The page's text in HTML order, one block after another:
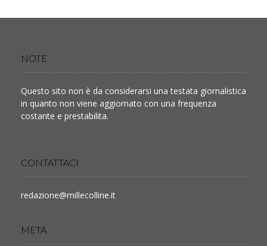
NOTE
Questo sito non è da considerarsi una testata giornalistica
in quanto non viene aggiornato con una frequenza
costante e prestabilita.
CONTATTACI
redazione@millecolline.it
META